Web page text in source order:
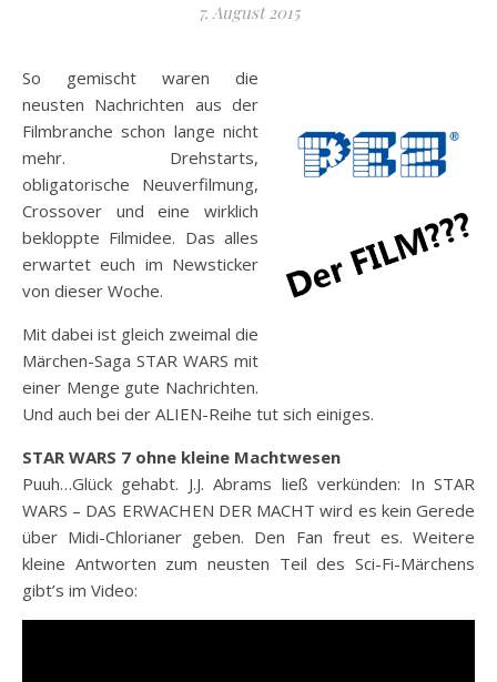
7. August 2015
So gemischt waren die
neusten Nachrichten aus der
Filmbranche schon lange nicht
mehr. Drehstarts,
obligatorische Neuverfilmung,
Crossover und eine wirklich
bekloppte Filmidee. Das alles
erwartet euch im Newsticker
von dieser Woche.
Mit dabei ist gleich zweimal die
Märchen-Saga STAR WARS mit
einer Menge gute Nachrichten.
Und auch bei der ALIEN-Reihe tut sich einiges.
STAR WARS 7 ohne kleine Machtwesen
Puuh…Glück gehabt. J.J. Abrams ließ verkünden: In STAR
WARS – DAS ERWACHEN DER MACHT wird es kein Gerede
über Midi-Chlorianer geben. Den Fan freut es. Weitere
kleine Antworten zum neusten Teil des Sci-Fi-Märchens
gibt’s im Video: